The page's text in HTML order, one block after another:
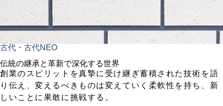
古代・古代NEO
伝統の継承と革新で深化する世界
創業のスピリットを真摯に受け継ぎ蓄積された技術を語
り伝え、変えるべきものは変えていく柔軟性を持ち、新
しいことに果敢に挑戦する。